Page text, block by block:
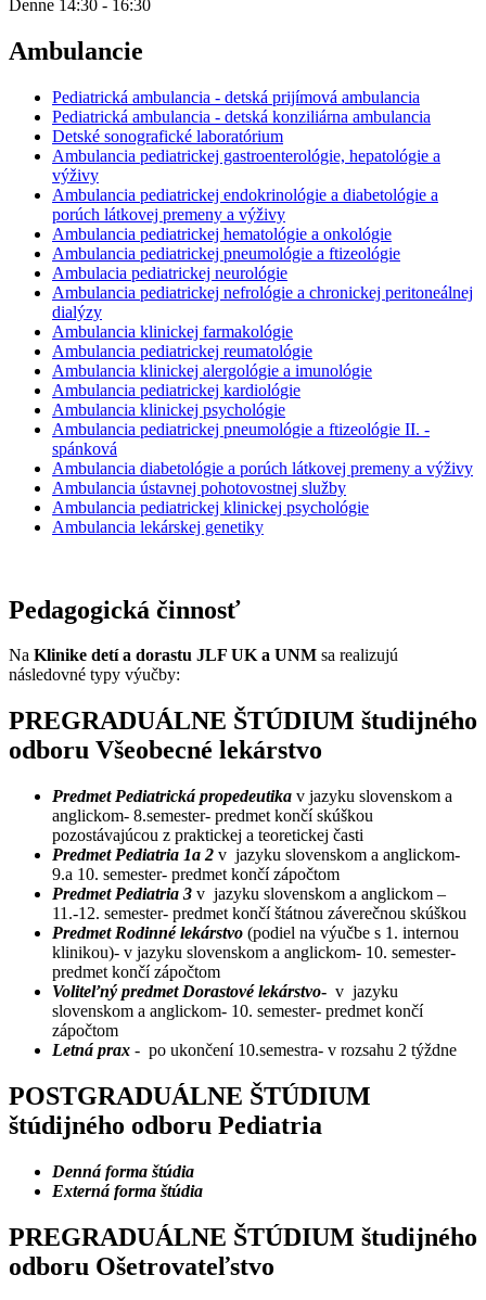
Denne 14:30 - 16:30
Ambulancie
Pediatrická ambulancia - detská prijímová ambulancia
Pediatrická ambulancia - detská konziliárna ambulancia
Detské sonografické laboratórium
Ambulancia pediatrickej gastroenterológie, hepatológie a
výživy
Ambulancia pediatrickej endokrinológie a diabetológie a
porúch látkovej premeny a výživy
Ambulancia pediatrickej hematológie a onkológie
Ambulancia pediatrickej pneumológie a ftizeológie
Ambulacia pediatrickej neurológie
Ambulancia pediatrickej nefrológie a chronickej peritoneálnej
dialýzy
Ambulancia klinickej farmakológie
Ambulancia pediatrickej reumatológie
Ambulancia klinickej alergológie a imunológie
Ambulancia pediatrickej kardiológie
Ambulancia klinickej psychológie
Ambulancia pediatrickej pneumológie a ftizeológie II. -
spánková
Ambulancia diabetológie a porúch látkovej premeny a výživy
Ambulancia ústavnej pohotovostnej služby
Ambulancia pediatrickej klinickej psychológie
Ambulancia lekárskej genetiky
Pedagogická činnosť
Na Klinike detí a dorastu JLF UK a UNM sa realizujú
následovné typy výučby:
PREGRADUÁLNE ŠTÚDIUM študijného
odboru Všeobecné lekárstvo
Predmet Pediatrická propedeutika v jazyku slovenskom a
anglickom- 8.semester- predmet končí skúškou
pozostávajúcou z praktickej a teoretickej časti
Predmet Pediatria 1a 2 v jazyku slovenskom a anglickom-
9.a 10. semester- predmet končí zápočtom
Predmet Pediatria 3 v jazyku slovenskom a anglickom –
11.-12. semester- predmet končí štátnou záverečnou skúškou
Predmet Rodinné lekárstvo (podiel na výučbe s 1. internou
klinikou)- v jazyku slovenskom a anglickom- 10. semester-
predmet končí zápočtom
Voliteľný predmet Dorastové lekárstvo- v jazyku
slovenskom a anglickom- 10. semester- predmet končí
zápočtom
Letná prax - po ukončení 10.semestra- v rozsahu 2 týždne
POSTGRADUÁLNE ŠTÚDIUM
štúdijného odboru Pediatria
Denná forma štúdia
Externá forma štúdia
PREGRADUÁLNE ŠTÚDIUM študijného
odboru Ošetrovateľstvo